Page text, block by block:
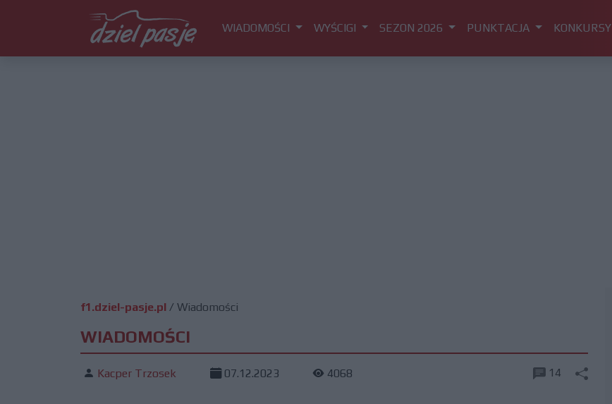
WIADOMOŚCI WYŚCIGI SEZON 2026 PUNKTACJA KONKURSY
f1.dziel-pasje.pl / Wiadomości
WIADOMOŚCI
Kacper Trzosek 07.12.2023 4068 14